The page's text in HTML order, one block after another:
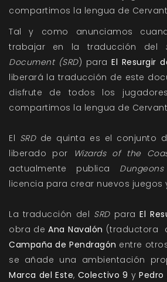
compartimos la lengua de
Tal y como anunciamos
trabajar en la traducción del
Document (SRD) paraEl Resurgir
liberará la traducción de este
disfrute de todos los
compartimos la lengua de
El SRDde quinta es el conjunto
liberado por
Wizards of the
actualmente publica
licencia para crear nuevos juegos
La traducción del SRDparaEl
obra deAna Navalón (traductora
Campaña de Pendragón entre
se añade una ambientación
Marca del Este, Colectivo 9 y Pedro